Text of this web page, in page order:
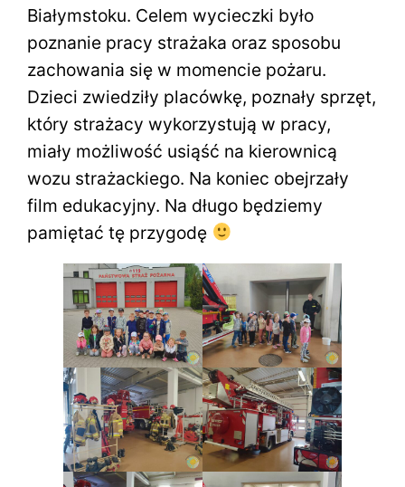
Białymstoku. Celem wycieczki było
poznanie pracy strażaka oraz sposobu
zachowania się w momencie pożaru.
Dzieci zwiedziły placówkę, poznały sprzęt,
który strażacy wykorzystują w pracy,
miały możliwość usiąść na kierownicą
wozu strażackiego. Na koniec obejrzały
film edukacyjny. Na długo będziemy
pamiętać tę przygodę